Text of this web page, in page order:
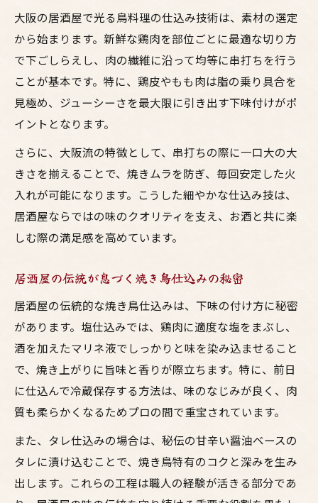
大阪の居酒屋で光る鳥料理の仕込み技術は、素材の選定
から始まります。新鮮な鶏肉を部位ごとに最適な切り方
で下ごしらえし、肉の繊維に沿って均等に串打ちを行う
ことが基本です。特に、鶏皮やもも肉は脂の乗り具合を
見極め、ジューシーさを最大限に引き出す下味付けがポ
イントとなります。
さらに、大阪流の特徴として、串打ちの際に一口大の大
きさを揃えることで、焼きムラを防ぎ、毎回安定した火
入れが可能になります。こうした細やかな仕込み技は、
居酒屋ならではの味のクオリティを支え、お酒と共に楽
しむ際の満足感を高めています。
居酒屋の伝統が息づく焼き鳥仕込みの秘密
居酒屋の伝統的な焼き鳥仕込みは、下味の付け方に秘密
があります。塩仕込みでは、鶏肉に適度な塩をまぶし、
酒を加えたマリネ液でしっかりと味を染み込ませること
で、焼き上がりに旨味と香りが際立ちます。特に、前日
に仕込んで冷蔵保存する方法は、味のなじみが良く、肉
質も柔らかくなるためプロの間で重宝されています。
また、タレ仕込みの場合は、秘伝の甘辛い醤油ベースの
タレに漬け込むことで、焼き鳥特有のコクと深みを生み
出します。これらの工程は職人の経験が活きる部分であ